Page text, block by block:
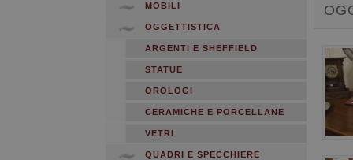
MOBILI
OGGETTISTICA
ARGENTI E SHEFFIELD
STATUE
OROLOGI
CERAMICHE E PORCELLANE
VETRI
QUADRI E SPECCHIERE